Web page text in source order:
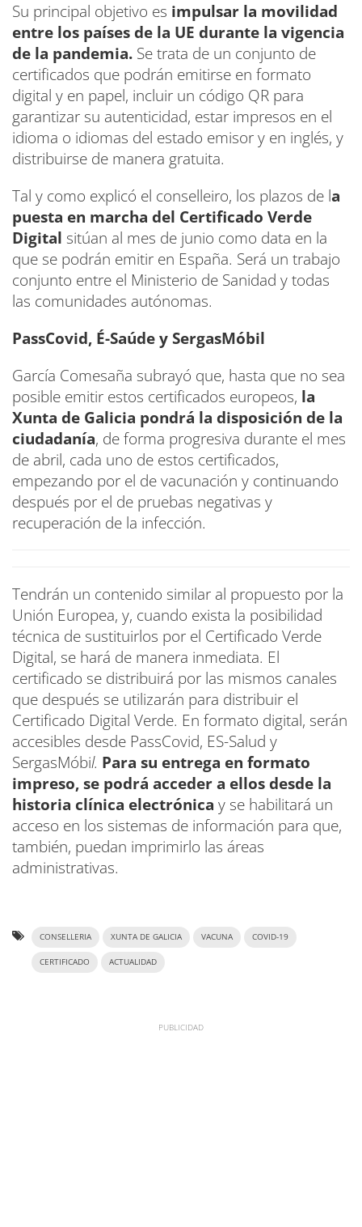
Su principal objetivo es impulsar la movilidad
entre los países de la UE durante la vigencia
de la pandemia. Se trata de un conjunto de
certificados que podrán emitirse en formato
digital y en papel, incluir un código QR para
garantizar su autenticidad, estar impresos en el
idioma o idiomas del estado emisor y en inglés, y
distribuirse de manera gratuita.
Tal y como explicó el conselleiro, los plazos de la
puesta en marcha del Certificado Verde
Digital sitúan al mes de junio como data en la
que se podrán emitir en España. Será un trabajo
conjunto entre el Ministerio de Sanidad y todas
las comunidades autónomas.
PassCovid, É-Saúde y SergasMóbil
García Comesaña subrayó que, hasta que no sea
posible emitir estos certificados europeos, la
Xunta de Galicia pondrá la disposición de la
ciudadanía, de forma progresiva durante el mes
de abril, cada uno de estos certificados,
empezando por el de vacunación y continuando
después por el de pruebas negativas y
recuperación de la infección.
Tendrán un contenido similar al propuesto por la
Unión Europea, y, cuando exista la posibilidad
técnica de sustituirlos por el Certificado Verde
Digital, se hará de manera inmediata. El
certificado se distribuirá por las mismos canales
que después se utilizarán para distribuir el
Certificado Digital Verde. En formato digital, serán
accesibles desde PassCovid, ES-Salud y
SergasMóbil. Para su entrega en formato
impreso, se podrá acceder a ellos desde la
historia clínica electrónica y se habilitará un
acceso en los sistemas de información para que,
también, puedan imprimirlo las áreas
administrativas.
CONSELLERIA XUNTA DE GALICIA VACUNA COVID-19
CERTIFICADO ACTUALIDAD